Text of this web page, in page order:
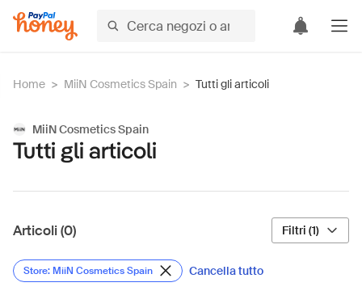
Home > MiiN Cosmetics Spain > Tutti gli articoli
MiiN Cosmetics Spain
Tutti gli articoli
Articoli (0) Filtri (1)
Store: MiiN Cosmetics Spain Cancella tutto